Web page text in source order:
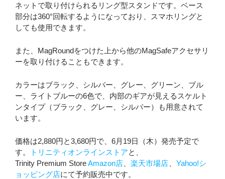
ネットで取り付けられるリング型スタンドです。ベース
部分は360°回転するようになっており、スマホリングと
しても使用できます。
また、MagRoundをつけた上から他のMagSafeアクセサリ
ーを取り付けることもできます。
カラーはブラック、シルバー、グレー、グリーン、ブル
ー、ライトブルーの6色で、内部のギアが見えるスケルト
ンタイプ（ブラック、グレー、シルバー）も用意されて
います。
価格は2,880円と3,680円で、6月19日（木）発売予定で
す。
トリニティオンラインストアと、
Trinity Premium StoreAmazon店 楽天市場店
Yahoo!シ
ョッピング店にて予約販売中です。